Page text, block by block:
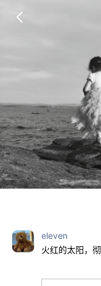
eleven
火红的太阳，彻